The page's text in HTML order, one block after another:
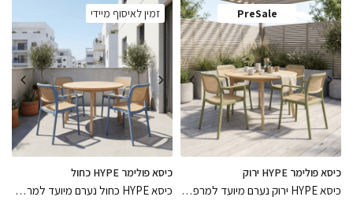
PreSale
כיסא פולימר HYPE ירוק
כיסא HYPE ירוק נערם מיועד למרפסת ולגינה עשוי פולימר לבן בשילוב דמוי ראטן רב שימושי עמיד לתנאי חוץ ולתנאי מזג אוויר שונים
זמין לאיסוף מיידי
כיסא פולימר HYPE כחול
כיסא HYPE כחול נערם מיועד למרפסת ולגינה עשוי פולימר בשילוב דמוי ראטן רב שימושי עמיד לתנאי חוץ ולתנאי מזג אוויר שונים, כיסא מרענן ואיכותי שיחזיק לאורך שנים